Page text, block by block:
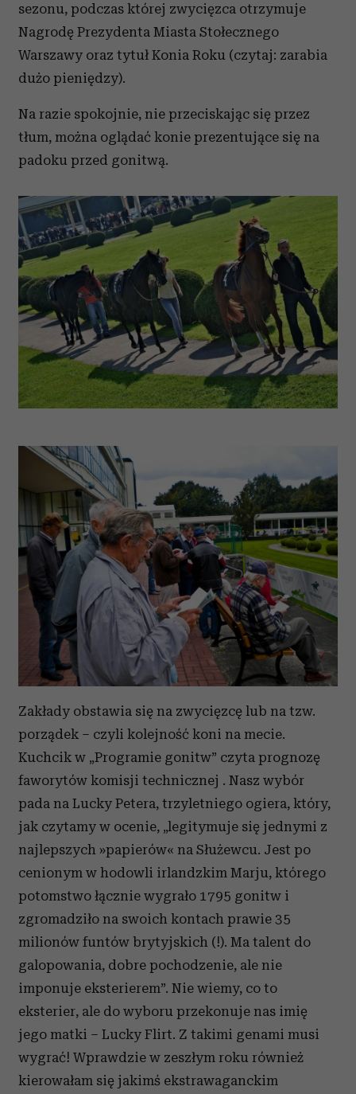
sezonu, podczas której zwycięzca otrzymuje
Nagrodę Prezydenta Miasta Stołecznego
Warszawy oraz tytuł Konia Roku (czytaj: zarabia
dużo pieniędzy).
Na razie spokojnie, nie przeciskając się przez
tłum, można oglądać konie prezentujące się na
padoku przed gonitwą.
Zakłady obstawia się na zwycięzcę lub na tzw.
porządek – czyli kolejność koni na mecie.
Kuchcik w „Programie gonitw” czyta prognozę
faworytów komisji technicznej . Nasz wybór
pada na Lucky Petera, trzyletniego ogiera, który,
jak czytamy w ocenie, „legitymuje się jednymi z
najlepszych »papierów« na Służewcu. Jest po
cenionym w hodowli irlandzkim Marju, którego
potomstwo łącznie wygrało 1795 gonitw i
zgromadziło na swoich kontach prawie 35
milionów funtów brytyjskich (!). Ma talent do
galopowania, dobre pochodzenie, ale nie
imponuje eksterierem”. Nie wiemy, co to
eksterier, ale do wyboru przekonuje nas imię
jego matki – Lucky Flirt. Z takimi genami musi
wygrać! Wprawdzie w zeszłym roku również
kierowałam się jakimś ekstrawaganckim